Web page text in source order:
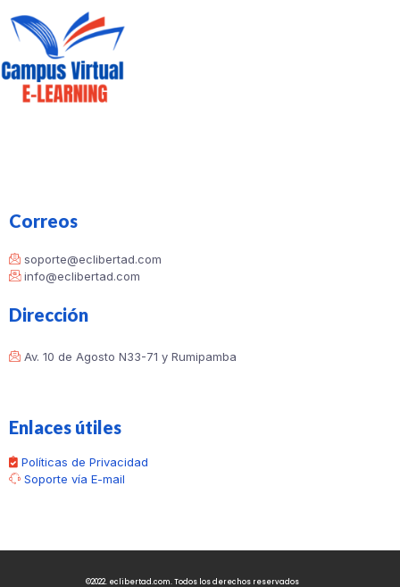
Correos
soporte@eclibertad.com
info@eclibertad.com
Dirección
Av. 10 de Agosto N33-71 y Rumipamba
Enlaces útiles
Políticas de Privacidad
Soporte vía E-mail
©2022. eclibertad.com. Todos los derechos reservados